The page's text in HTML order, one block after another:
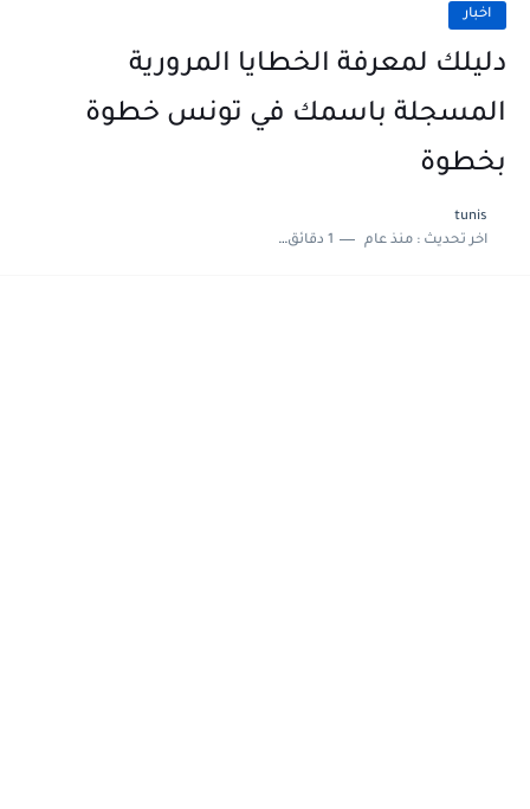
اخبار
دليلك لمعرفة الخطايا المرورية
المسجلة باسمك في تونس خطوة
بخطوة
tunis
اخر تحديث :منذ عام 1 دقائق للقراءة